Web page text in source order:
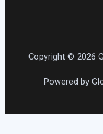
Copyright © 2026
Powered by